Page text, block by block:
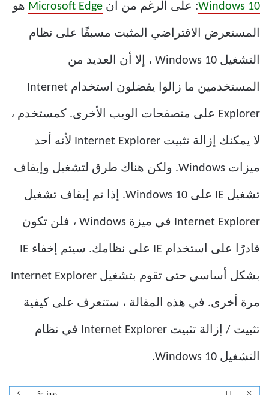
Windows 10: على الرغم من أن Microsoft Edge هو
المستعرض الافتراضي المثبت مسبقًا على نظام
التشغيل Windows 10 ، إلا أن العديد من
المستخدمين ما زالوا يفضلون استخدام Internet
Explorer على متصفحات الويب الأخرى. كمستخدم ،
لا يمكنك إزالة تثبيت Internet Explorer لأنه أحد
ميزات Windows. ولكن هناك طرق لتشغيل وإيقاف
تشغيل IE على Windows 10. إذا تم إيقاف تشغيل
Internet Explorer في ميزة Windows ، فلن تكون
قادرًا على استخدام IE على نظامك. سيتم إخفاء IE
بشكل أساسي حتى تقوم بتشغيل Internet Explorer
مرة أخرى. في هذه المقالة ، ستتعرف على كيفية
تثبيت / إزالة تثبيت Internet Explorer في نظام
التشغيل Windows 10.